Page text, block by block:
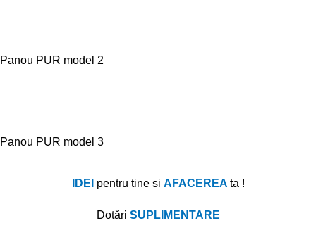
Panou PUR model 2
Panou PUR model 3
IDEI pentru tine si AFACEREA ta !
Dotări SUPLIMENTARE